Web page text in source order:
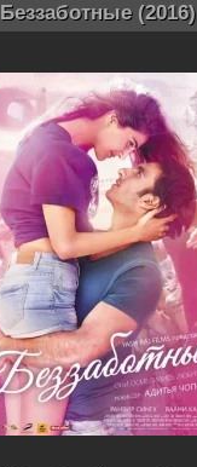
Беззаботные (2016)